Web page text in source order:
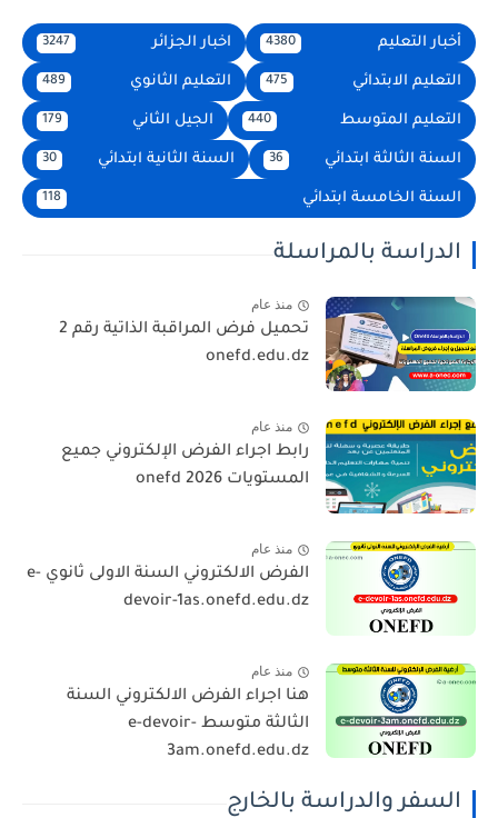
أخبار التعليم 4380 اخبار الجزائر 3247
التعليم الابتدائي 475 التعليم الثانوي 489
التعليم المتوسط 440 الجيل الثاني 179
السنة الثالثة ابتدائي السنة الثانية ابتدائي
السنة الخامسة ابتدائي 118
الدراسة بالمراسلة
منذ عام
تحميل فرض المراقبة الذاتية رقم 2
onefd.edu.dz
منذ عام
رابط اجراء الفرض الإلكتروني جميع
المستويات 2026 onefd
منذ عام
الفرض الالكتروني السنة الاولى ثانوي e-
devoir-1as.onefd.edu.dz
منذ عام
هنا اجراء الفرض الالكتروني السنة
الثالثة متوسط e-devoir-
3am.onefd.edu.dz
السفر والدراسة بالخارج